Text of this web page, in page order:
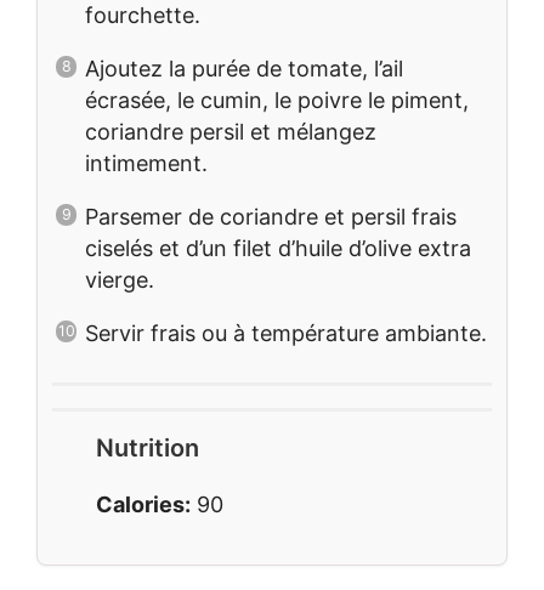
fourchette.
Ajoutez la purée de tomate, l’ail
écrasée, le cumin, le poivre le piment,
coriandre persil et mélangez
intimement.
Parsemer de coriandre et persil frais
ciselés et d’un filet d’huile d’olive extra
vierge.
Servir frais ou à température ambiante.
Nutrition
Calories: 90